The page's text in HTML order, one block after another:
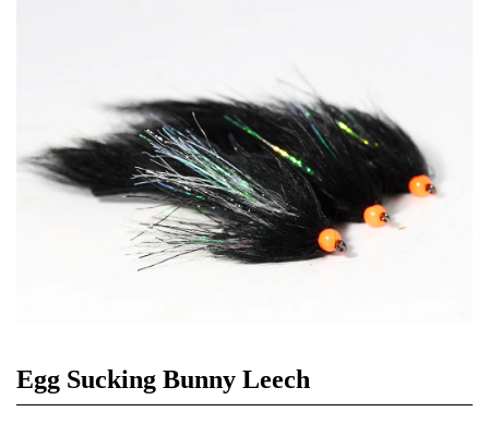
Egg Sucking Bunny Leech